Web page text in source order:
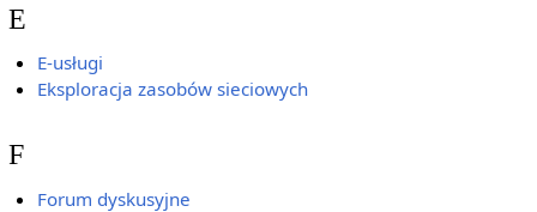
E
E-usługi
Eksploracja zasobów sieciowych
F
Forum dyskusyjne